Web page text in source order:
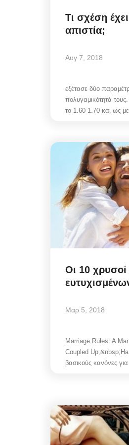
Τι σχέση
απιστία;
Αυγ 7, 2018
εξέτασε δύο
πολυγαμικότητά
το 1.60-1.70 και ως
Οι 10
Μαρ 5, 2018
Marriage Rules: A
Coupled
βασικούς κανόνες
ΜΠΞ: Η
την...
Αυγ 4,
Η δημόσια